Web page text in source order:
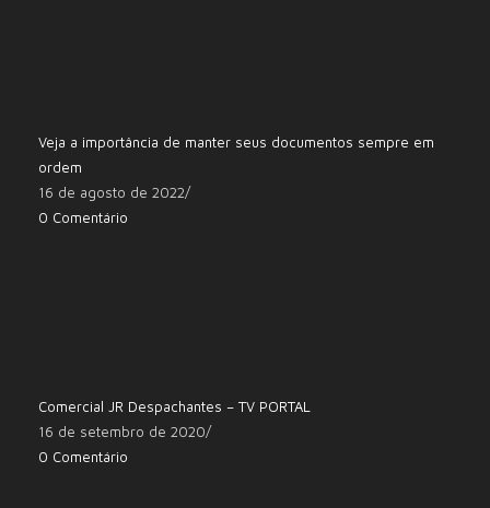
Veja a importância de manter seus documentos sempre em
ordem
16 de agosto de 2022/
0 Comentário
Comercial JR Despachantes – TV PORTAL
16 de setembro de 2020/
0 Comentário